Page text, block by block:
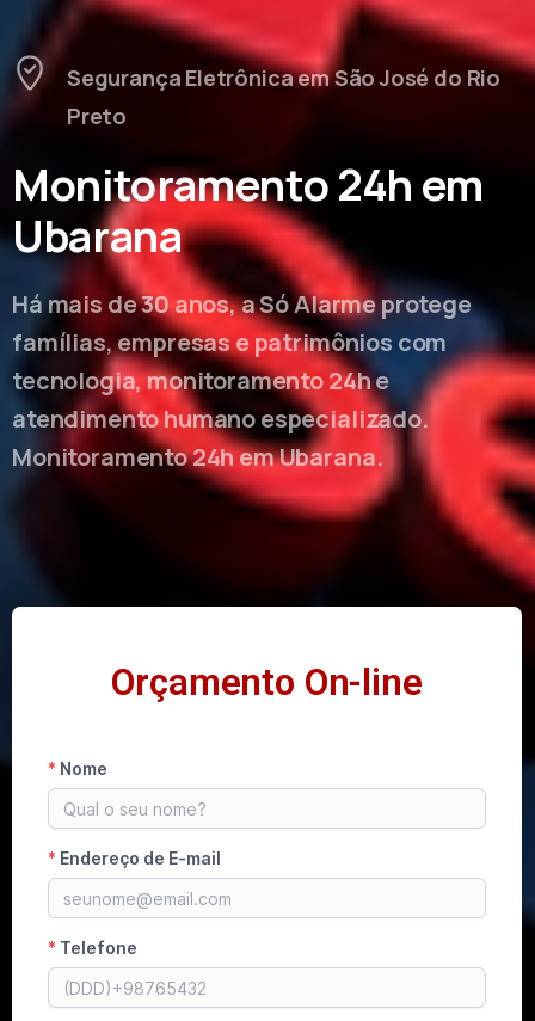
Segurança Eletrônica em São José do Rio
Preto
Monitoramento 24h em
Ubarana
Há mais de 30 anos, a Só Alarme protege
famílias, empresas e patrimônios com
tecnologia, monitoramento 24h e
atendimento humano especializado.
Monitoramento 24h em Ubarana.
Orçamento On-line